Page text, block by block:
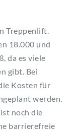
Treppenlift.
18.000 und
da es viele
gibt. Bei
Kosten für
werden.
noch die
barrierefreie